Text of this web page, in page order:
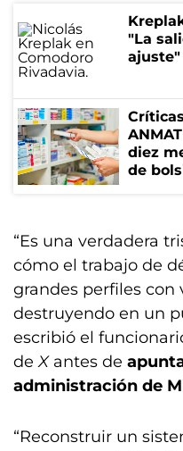
"La
ajuste"
diez
de
“Es una verdadera
cómo el trabajo de
grandes perfiles con
destruyendo en un
escribió el
deXantes de
administración de
“Reconstruir un